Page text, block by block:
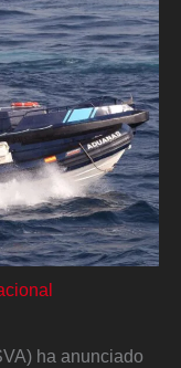
ha anunciado